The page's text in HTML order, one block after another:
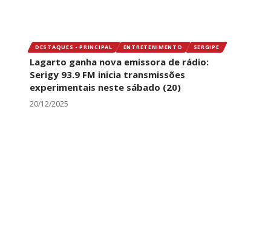
DESTAQUES - PRINCIPAL ENTRETENIMENTO SERGIPE
Lagarto ganha nova emissora de rádio:
Serigy 93.9 FM inicia transmissões
experimentais neste sábado (20)
20/12/2025